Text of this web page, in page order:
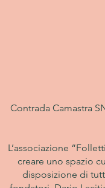
Contrada Camastra
L’associazione
creare uno spazio
disposizione di